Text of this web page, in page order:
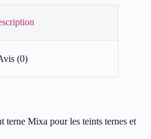
(0)
Mixa pour les teints ternes et